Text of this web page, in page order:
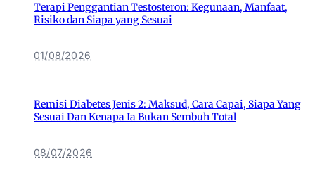
Terapi Penggantian Testosteron: Kegunaan, Manfaat,
Risiko dan Siapa yang Sesuai
01/08/2026
Remisi Diabetes Jenis 2: Maksud, Cara Capai, Siapa Yang
Sesuai Dan Kenapa Ia Bukan Sembuh Total
08/07/2026